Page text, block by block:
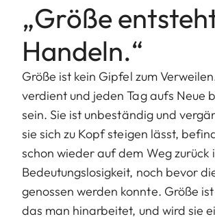
„Größe
Handeln.“
Größe ist kein Gipfel zum
verdient und jeden Tag aufs Neue
sein. Sie ist unbeständig und
sie sich zu Kopf steigen lässt,
schon wieder auf dem Weg zurück
Bedeutungslosigkeit, noch bevor
genossen werden konnte. Größe
das man hinarbeitet, und wird sie